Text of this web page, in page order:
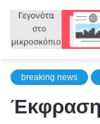
breaking news
Έκφραση